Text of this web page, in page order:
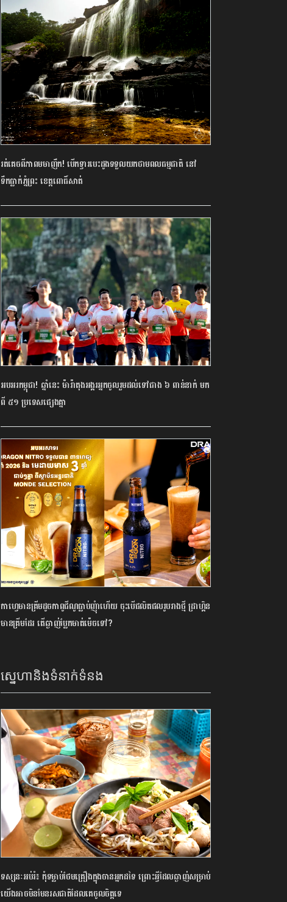
រត់គេចពីភាពមមាញឹក! បើកទ្វារបេះដូងទទួលយកថាមពលធម្មជាតិ នៅ
ទឹកធ្លាក់ភ្នំព្រះ ខេត្តពោធិ៍សាត់
អបអរកម្ពុជា! ឆ្នាំនេះ ម៉ារ៉ាតុង​អង្គរ​អ្នក​ចូលរួម​ដល់​ទៅ​ជាង ៦ ពាន់​នាក់ មក​
ពី ៥១ ប្រទេស​ផ្សេង​គ្នា
កាហ្វេមានគ្រីមដូចកាពូជីណូធ្លាប់ញុំាហើយ ចុះបើផលិតផលរូបរាងថ្មី ដ្រាហ្គិន
មានគ្រីមដែរ តើឆ្ងាញ់ប្លែកមាត់ម៉េចទៅ?
ស្នេហានិងទំនាក់ទំនង
ទស្សនៈអប់រំ៖ កុំទម្លាប់ថែមគ្រឿងក្នុងចានអ្នកដទៃ ព្រោះអ្វីដែលឆ្ងាញ់សម្រាប់
យើងអាចមិនមែនរសជាតិដែលគេចូលចិត្តទេ